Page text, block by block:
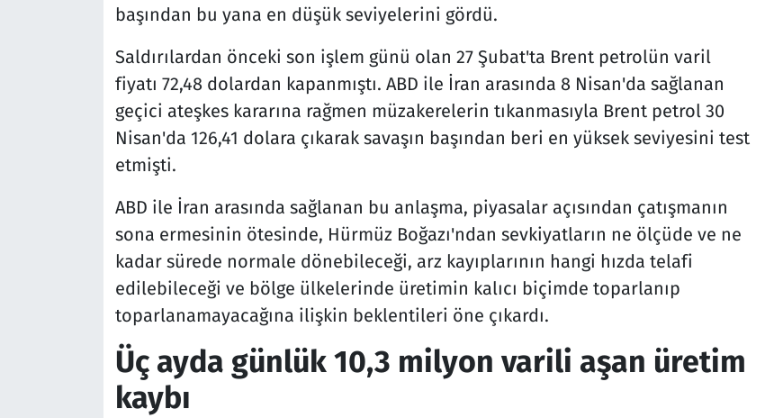
başından bu yana en düşük seviyelerini gördü.
Saldırılardan önceki son işlem günü olan 27 Şubat'ta Brent petrolün varil
fiyatı 72,48 dolardan kapanmıştı. ABD ile İran arasında 8 Nisan'da sağlanan
geçici ateşkes kararına rağmen müzakerelerin tıkanmasıyla Brent petrol 30
Nisan'da 126,41 dolara çıkarak savaşın başından beri en yüksek seviyesini test
etmişti.
ABD ile İran arasında sağlanan bu anlaşma, piyasalar açısından çatışmanın
sona ermesinin ötesinde, Hürmüz Boğazı'ndan sevkiyatların ne ölçüde ve ne
kadar sürede normale dönebileceği, arz kayıplarının hangi hızda telafi
edilebileceği ve bölge ülkelerinde üretimin kalıcı biçimde toparlanıp
toparlanamayacağına ilişkin beklentileri öne çıkardı.
Üç ayda günlük 10,3 milyon varili aşan üretim
kaybı